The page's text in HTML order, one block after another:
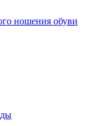
ношения обуви